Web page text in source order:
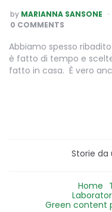
POSTED
BY
by MARIANNA SANSONE
0 COMMENTS
Abbiamo spesso
è fatto di tempo e
fatto in casa. È vero
Storie da
Home
Green content